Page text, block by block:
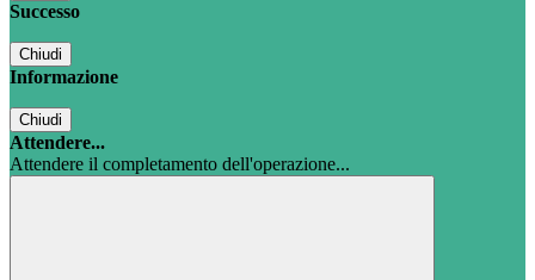
Successo
Chiudi
Informazione
Chiudi
Attendere...
Attendere il completamento dell'operazione...